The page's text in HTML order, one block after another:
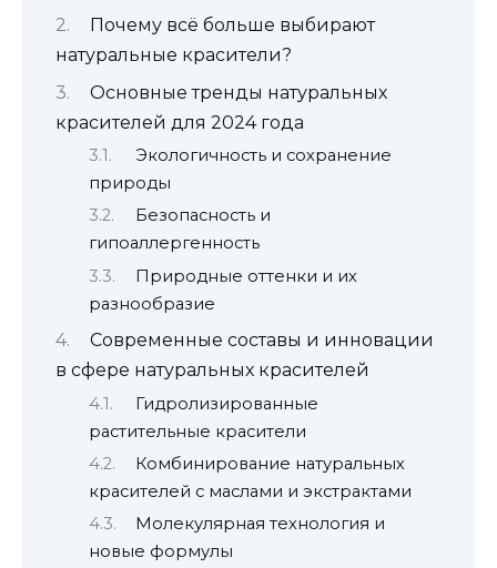
Почему всё больше выбирают
натуральные красители?
Основные тренды натуральных
красителей для 2024 года
Экологичность и сохранение
природы
Безопасность и
гипоаллергенность
Природные оттенки и их
разнообразие
Современные составы и инновации
в сфере натуральных красителей
Гидролизированные
растительные красители
Комбинирование натуральных
красителей с маслами и экстрактами
Молекулярная технология и
новые формулы